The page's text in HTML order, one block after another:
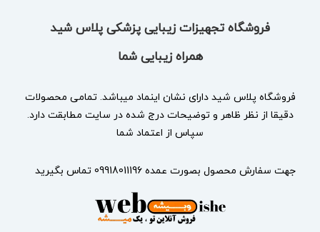
فروشگاه تجهیزات زیبایی پزشکی پلاس شید
همراه زیبایی شما
فروشگاه پلاس شید دارای نشان اینماد میباشد. تمامی محصولات
دقیقا از نظر ظاهر و توضیحات درج شده در سایت مطابقت دارد.
سپاس از اعتماد شما
جهت سفارش محصول بصورت عمده 09918011196 تماس بگیرید